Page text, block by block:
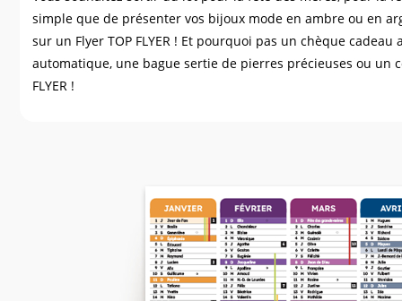
simple que de présenter vos bijoux mode en ambre ou en
sur un Flyer TOP FLYER ! Et pourquoi pas un chèque
automatique, une bague sertie de pierres précieuses ou un
FLYER !